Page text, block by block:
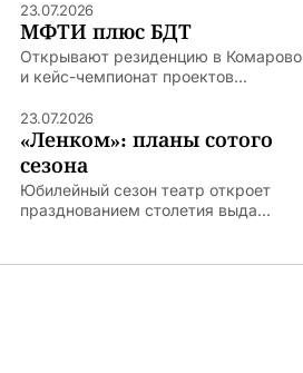
23.07.2026
МФТИ плюс БДТ
Открывают резиденцию в Комарово
и кейс-чемпионат проектов...
23.07.2026
«Ленком»: планы сотого
сезона
Юбилейный сезон театр откроет
празднованием столетия выда...